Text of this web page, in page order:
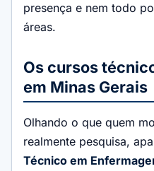
presença e nem todo
áreas.
Os cursos
em Minas Gerais
Olhando o que quem
realmente pesquisa,
Técnico em